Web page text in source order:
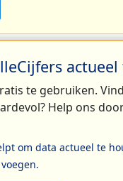
te gebruiken.
Help ons
om data actueel te